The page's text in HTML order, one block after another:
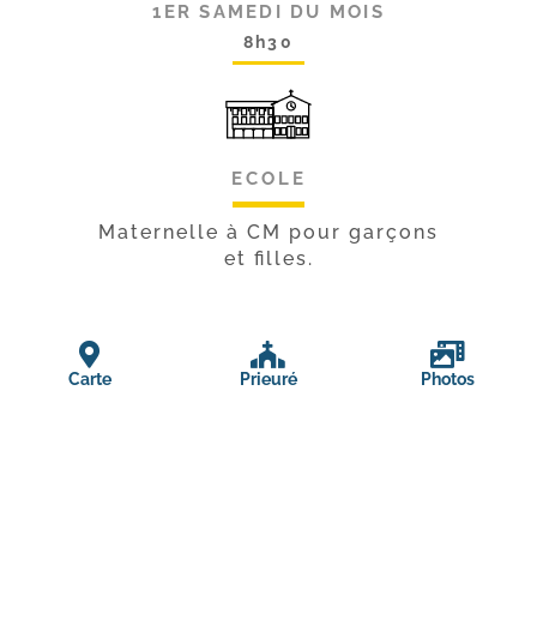
1ER SAMEDI DU MOIS
8h30
ECOLE
Maternelle à CM pour garçons
et filles.
Carte Prieuré Photos